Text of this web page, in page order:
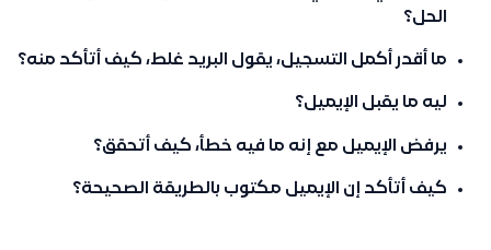
الحل؟
ما أقدر أكمل التسجيل، يقول البريد غلط، كيف أتأكد منه؟
ليه ما يقبل الإيميل؟
يرفض الإيميل مع إنه ما فيه خطأ، كيف أتحقق؟
كيف أتأكد إن الإيميل مكتوب بالطريقة الصحيحة؟